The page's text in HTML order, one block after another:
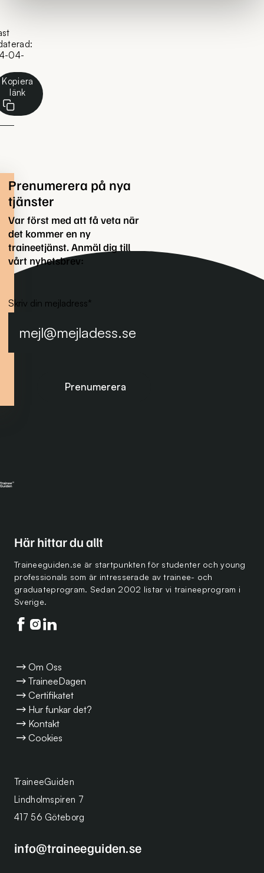
04-
Kopiera
länk
Prenumerera på nya
tjänster
Var först med att få veta när
det kommer en ny
traineetjänst. Anmäl dig till
vårt nyhetsbrev:
Skriv din mejladress*
Här hittar du allt
Traineeguiden.se är startpunkten för studenter och young
professionals som är intresserade av trainee- och
graduateprogram. Sedan 2002 listar vi traineeprogram i
Sverige.
Följ oss på facebook
Följ oss på instagram
Följ oss på linkedin
TraineeGuiden
Lindholmspiren 7
417 56 Göteborg
info@traineeguiden.se
Om Oss
TraineeDagen
Certifikatet
Hur funkar det?
Kontakt
Cookies